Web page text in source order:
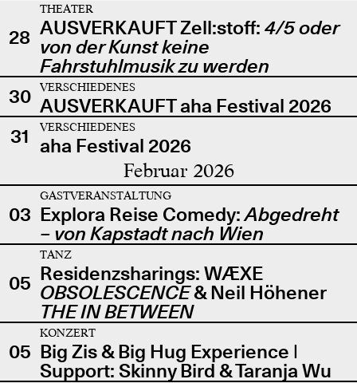
28
THEATER
AUSVERKAUFT Zell:stoff: 4/5 oder
von der Kunst keine
Fahrstuhlmusik zu werden
30
VERSCHIEDENES
AUSVERKAUFT aha Festival 2026
31
VERSCHIEDENES
aha Festival 2026
Februar 2026
03
GASTVERANSTALTUNG
Explora Reise Comedy:Abgedreht
– von Kapstadt nach Wien
05
TANZ
Residenzsharings: WÆXE
OBSOLESCENCE& Neil Höhener
THE IN BETWEEN
05
KONZERT
Big Zis & Big Hug Experience |
Support: Skinny Bird & Taranja Wu